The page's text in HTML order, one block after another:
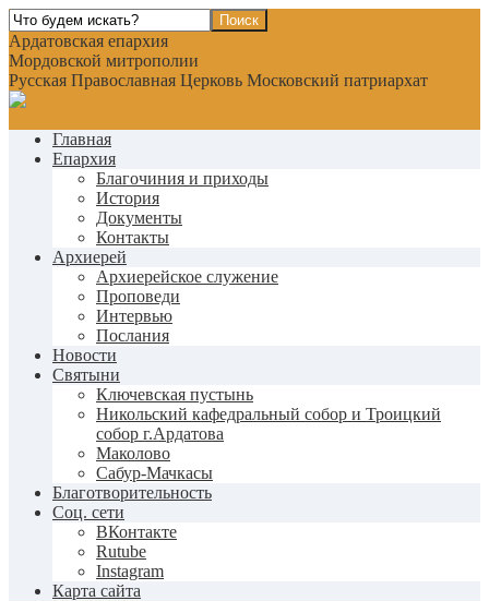
Ардатовская епархия
Мордовской митрополии
Русская Православная Церковь Московский патриархат
Главная
Епархия
Благочиния и приходы
История
Документы
Контакты
Архиерей
Архиерейское служение
Проповеди
Интервью
Послания
Новости
Святыни
Ключевская пустынь
Никольский кафедральный собор и Троицкий
собор г.Ардатова
Маколово
Сабур-Мачкасы
Благотворительность
Соц. сети
ВКонтакте
Rutube
Instagram
Карта сайта